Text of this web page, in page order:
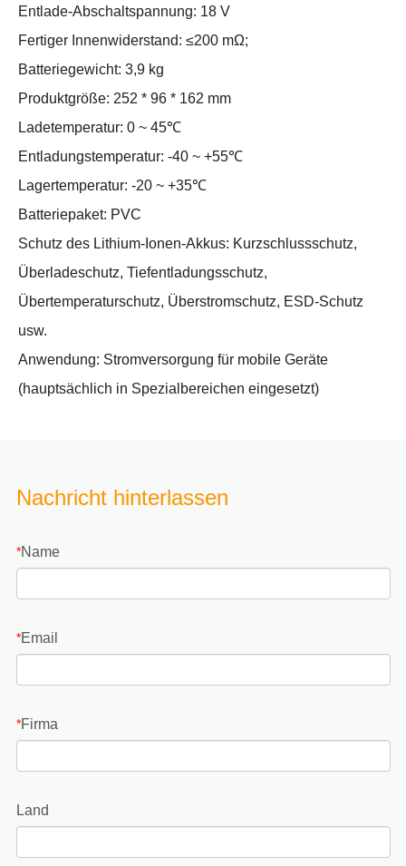
Entlade-Abschaltspannung: 18 V
Fertiger Innenwiderstand: ≤200 mΩ;
Batteriegewicht: 3,9 kg
Produktgröße: 252 * 96 * 162 mm
Ladetemperatur: 0 ~ 45℃
Entladungstemperatur: -40 ~ +55℃
Lagertemperatur: -20 ~ +35℃
Batteriepaket: PVC
Schutz des Lithium-Ionen-Akkus: Kurzschlussschutz,
Überladeschutz, Tiefentladungsschutz,
Übertemperaturschutz, Überstromschutz, ESD-Schutz
usw.
Anwendung: Stromversorgung für mobile Geräte
(hauptsächlich in Spezialbereichen eingesetzt)
Nachricht hinterlassen
*Name
*Email
*Firma
Land